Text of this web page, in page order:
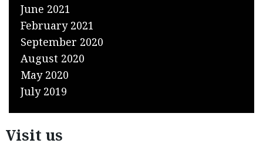
June 2021
February 2021
September 2020
August 2020
May 2020
July 2019
Visit us